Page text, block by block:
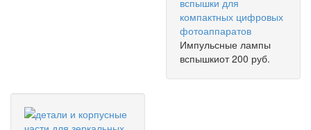
Импульсные лампы
вспышкиот 200 руб.